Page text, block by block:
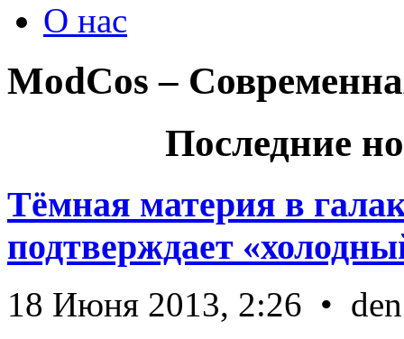
О нас
ModCos –
Последние
Тёмная материя в
подтверждает
18 Июня 2013, 2:26 • den